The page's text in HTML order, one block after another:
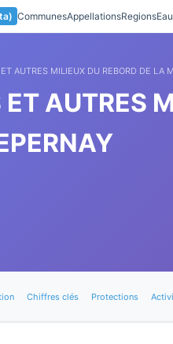
CommunesAppellationsRegionsEau
AUTRES MILIEUX DU REBORD DE LA
ET AUTRES
Chiffres clés Protections